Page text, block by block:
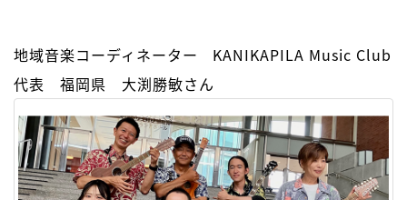
地域音楽コーディネーター KANIKAPILA Music Club
代表 福岡県 大渕勝敏さん